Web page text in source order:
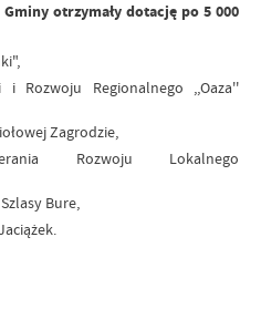
otrzymały dotację po 5 000
i Rozwoju Regionalnego ,,Oaza''
Zagrodzie,
Rozwoju Lokalnego
Bure,